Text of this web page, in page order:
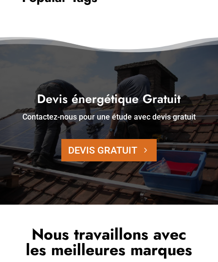
Devis énergétique Gratuit
Contactez-nous pour une étude avec devis gratuit
DEVIS GRATUIT
Nous travaillons avec
les meilleures marques